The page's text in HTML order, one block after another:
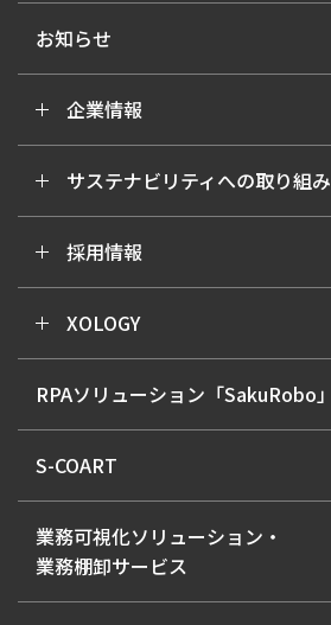
お知らせ
企業情報
サステナビリティへの取り組み
採用情報
XOLOGY
RPAソリューション「SakuRobo」
S-COART
業務可視化ソリューション・
業務棚卸サービス